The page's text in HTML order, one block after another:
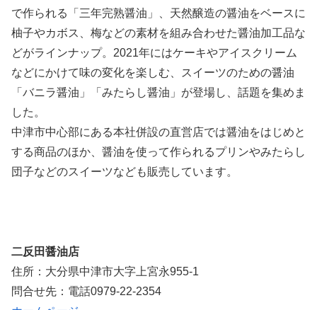
で作られる「三年完熟醤油」、天然醸造の醤油をベースに
柚子やカボス、梅などの素材を組み合わせた醤油加工品な
どがラインナップ。2021年にはケーキやアイスクリーム
などにかけて味の変化を楽しむ、スイーツのための醤油
「バニラ醤油」「みたらし醤油」が登場し、話題を集めま
した。
中津市中心部にある本社併設の直営店では醤油をはじめと
する商品のほか、醤油を使って作られるプリンやみたらし
団子などのスイーツなども販売しています。
二反田醤油店
住所：大分県中津市大字上宮永955-1
問合せ先：電話0979-22-2354